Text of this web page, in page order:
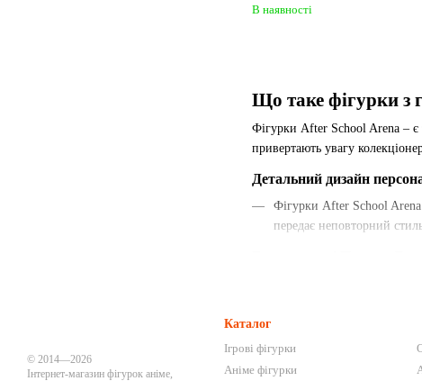
Що таке фігурки з
Фігурки After School Arena – є
привертають увагу
Детальний дизайн
Фігурки After School Arena
передає неповторний
В наявності
© 2014—2026
Інтернет-магазин фігурок аніме,
Каталог
Ігрові фігурки
Аніме фігурки